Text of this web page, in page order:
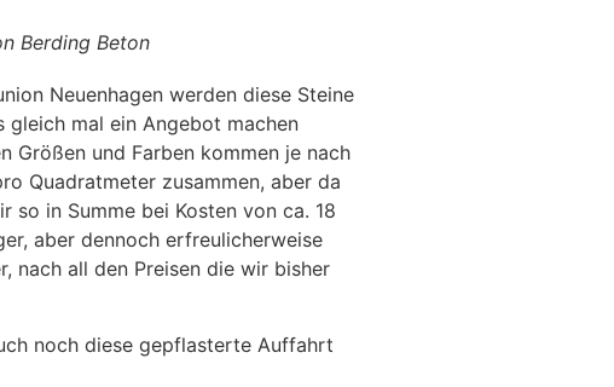
Berding Beton
Neuenhagen werden diese Steine
gleich mal ein Angebot machen
Größen und Farben kommen je nach
Quadratmeter zusammen, aber da
so in Summe bei Kosten von ca. 18
aber dennoch erfreulicherweise
nach all den Preisen die wir bisher
noch diese gepflasterte Auffahrt